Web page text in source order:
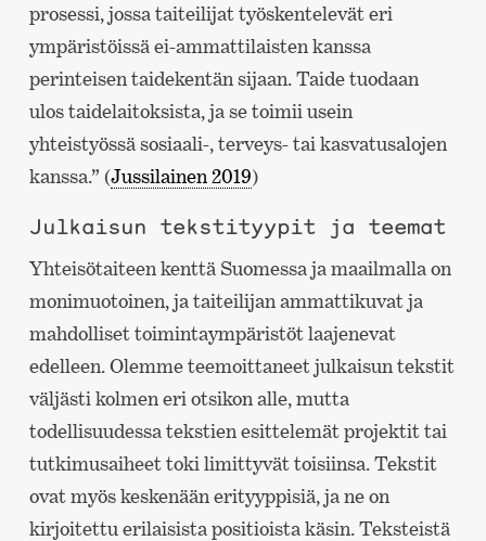
prosessi, jossa taiteilijat työskentelevät eri
ympäristöissä ei-ammattilaisten kanssa
perinteisen taidekentän sijaan. Taide tuodaan
ulos taidelaitoksista, ja se toimii usein
yhteistyössä sosiaali-, terveys- tai kasvatusalojen
kanssa.” (Jussilainen 2019)
Julkaisun tekstityypit ja teemat
Yhteisötaiteen kenttä Suomessa ja maailmalla on
monimuotoinen, ja taiteilijan ammattikuvat ja
mahdolliset toimintaympäristöt laajenevat
edelleen. Olemme teemoittaneet julkaisun tekstit
väljästi kolmen eri otsikon alle, mutta
todellisuudessa tekstien esittelemät projektit tai
tutkimusaiheet toki limittyvät toisiinsa. Tekstit
ovat myös keskenään erityyppisiä, ja ne on
kirjoitettu erilaisista positioista käsin. Teksteistä